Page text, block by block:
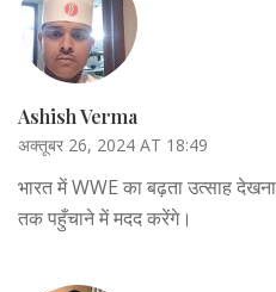
Ashish Verma
अक्तूबर 26, 2024 AT 18:49
भारत में WWE का बढ़ता उत्साह
तक पहुँचाने में मदद करेंगे।